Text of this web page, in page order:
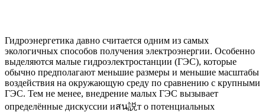
Гидроэнергетика давно считается одним из самых
экологичных способов получения электроэнергии. Особенно
выделяются малые гидроэлектростанции (ГЭС), которые
обычно предполагают меньшие размеры и меньшие масштабы
воздействия на окружающую среду по сравнению с крупными
ГЭС. Тем не менее, внедрение малых ГЭС вызывает
определённые дискуссии иสน説т о потенциальных